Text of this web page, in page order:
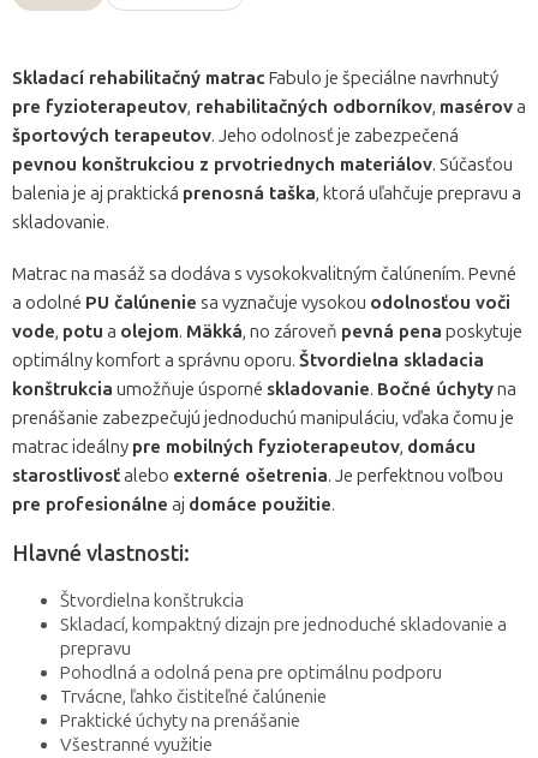
Skladací rehabilitačný matrac Fabulo je špeciálne navrhnutý
pre fyzioterapeutov, rehabilitačných odborníkov, masérova
športových terapeutov. Jeho odolnosť je zabezpečená
pevnou konštrukciou z prvotriednych materiálov. Súčasťou
balenia je aj praktická prenosná taška, ktorá uľahčuje prepravu a
skladovanie.
Matrac na masáž sa dodáva s vysokokvalitným čalúnením. Pevné
a odolné PU čalúnenie sa vyznačuje vysokou odolnosťou voči
vode, potu a olejom. Mäkká, no zároveň pevná pena poskytuje
optimálny komfort a správnu oporu. Štvordielna skladacia
konštrukcia umožňuje úsporné skladovanie. Bočné úchytyna
prenášanie zabezpečujú jednoduchú manipuláciu, vďaka čomu je
matrac ideálny pre mobilných fyzioterapeutov, domácu
starostlivosťalebo externé ošetrenia. Je perfektnou voľbou
pre profesionálne aj domáce použitie.
Hlavné vlastnosti:
Štvordielna konštrukcia
Skladací, kompaktný dizajn pre jednoduché skladovanie a
prepravu
Pohodlná a odolná pena pre optimálnu podporu
Trvácne, ľahko čistiteľné čalúnenie
Praktické úchyty na prenášanie
Všestranné využitie